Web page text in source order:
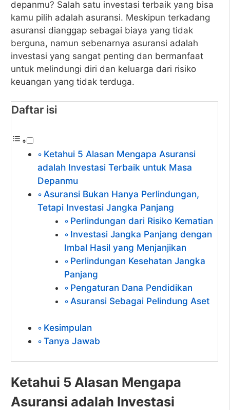
depanmu? Salah satu investasi terbaik yang bisa
kamu pilih adalah asuransi. Meskipun terkadang
asuransi dianggap sebagai biaya yang tidak
berguna, namun sebenarnya asuransi adalah
investasi yang sangat penting dan bermanfaat
untuk melindungi diri dan keluarga dari risiko
keuangan yang tidak terduga.
Daftar isi
Ketahui 5 Alasan Mengapa Asuransi
adalah Investasi Terbaik untuk Masa
Depanmu
Asuransi Bukan Hanya Perlindungan,
Tetapi Investasi Jangka Panjang
Perlindungan dari Risiko Kematian
Investasi Jangka Panjang dengan
Imbal Hasil yang Menjanjikan
Perlindungan Kesehatan Jangka
Panjang
Pengaturan Dana Pendidikan
Asuransi Sebagai Pelindung Aset
Kesimpulan
Tanya Jawab
Ketahui 5 Alasan Mengapa
Asuransi adalah Investasi